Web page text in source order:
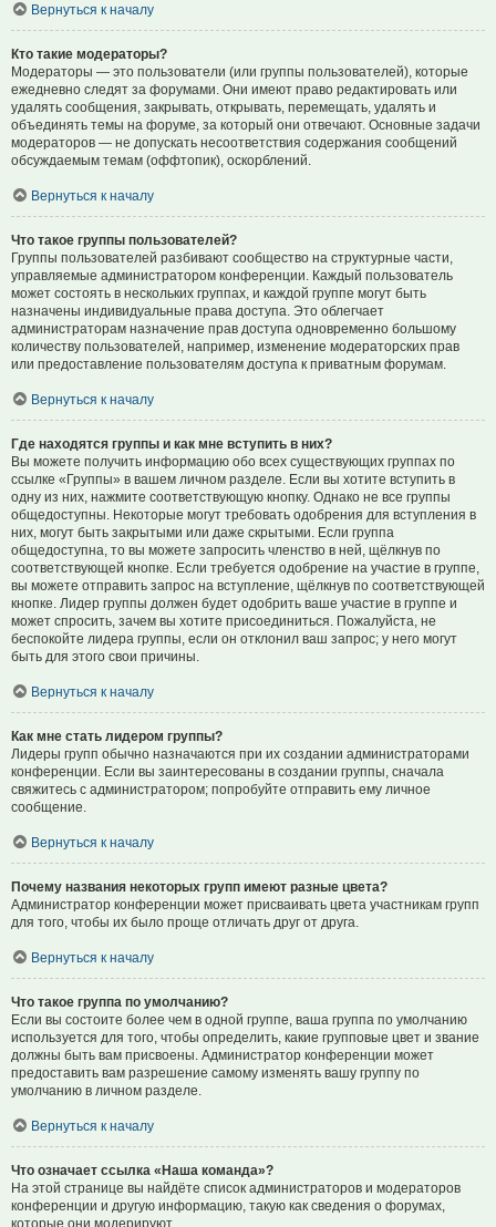
Вернуться к началу
Кто такие модераторы?
Модераторы — это пользователи (или группы пользователей), которые
ежедневно следят за форумами. Они имеют право редактировать или
удалять сообщения, закрывать, открывать, перемещать, удалять и
объединять темы на форуме, за который они отвечают. Основные задачи
модераторов — не допускать несоответствия содержания сообщений
обсуждаемым темам (оффтопик), оскорблений.
Вернуться к началу
Что такое группы пользователей?
Группы пользователей разбивают сообщество на структурные части,
управляемые администратором конференции. Каждый пользователь
может состоять в нескольких группах, и каждой группе могут быть
назначены индивидуальные права доступа. Это облегчает
администраторам назначение прав доступа одновременно большому
количеству пользователей, например, изменение модераторских прав
или предоставление пользователям доступа к приватным форумам.
Вернуться к началу
Где находятся группы и как мне вступить в них?
Вы можете получить информацию обо всех существующих группах по
ссылке «Группы» в вашем личном разделе. Если вы хотите вступить в
одну из них, нажмите соответствующую кнопку. Однако не все группы
общедоступны. Некоторые могут требовать одобрения для вступления в
них, могут быть закрытыми или даже скрытыми. Если группа
общедоступна, то вы можете запросить членство в ней, щёлкнув по
соответствующей кнопке. Если требуется одобрение на участие в группе,
вы можете отправить запрос на вступление, щёлкнув по соответствующей
кнопке. Лидер группы должен будет одобрить ваше участие в группе и
может спросить, зачем вы хотите присоединиться. Пожалуйста, не
беспокойте лидера группы, если он отклонил ваш запрос; у него могут
быть для этого свои причины.
Вернуться к началу
Как мне стать лидером группы?
Лидеры групп обычно назначаются при их создании администраторами
конференции. Если вы заинтересованы в создании группы, сначала
свяжитесь с администратором; попробуйте отправить ему личное
сообщение.
Вернуться к началу
Почему названия некоторых групп имеют разные цвета?
Администратор конференции может присваивать цвета участникам групп
для того, чтобы их было проще отличать друг от друга.
Вернуться к началу
Что такое группа по умолчанию?
Если вы состоите более чем в одной группе, ваша группа по умолчанию
используется для того, чтобы определить, какие групповые цвет и звание
должны быть вам присвоены. Администратор конференции может
предоставить вам разрешение самому изменять вашу группу по
умолчанию в личном разделе.
Вернуться к началу
Что означает ссылка «Наша команда»?
На этой странице вы найдёте список администраторов и модераторов
конференции и другую информацию, такую как сведения о форумах,
которые они модерируют.